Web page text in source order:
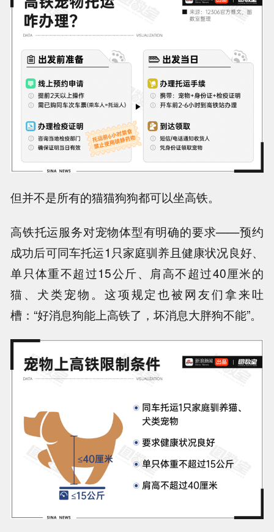
但并不是所有的猫猫狗狗都可以坐高铁。
高铁托运服务对宠物体型有明确的要求——预约
成功后可同车托运1只家庭驯养且健康状况良好、
单只体重不超过15公斤、肩高不超过40厘米的
猫、犬类宠物。这项规定也被网友们拿来吐
槽： “好消息狗能上高铁了，坏消息大胖狗不能”。